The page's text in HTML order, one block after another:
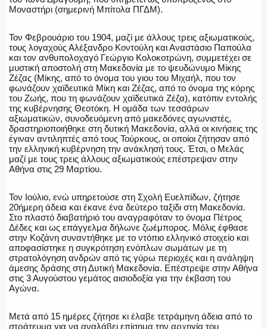
Μοναστήρι (σημερινή Μπίτολα ΠΓΔΜ).
Τον Φεβρουάριο του 1904, μαζί με άλλους τρεις αξιωματικούς,
τους λογαχούς Αλέξανδρο Κοντούλη και Αναστάσιο Παπούλα
και τον ανθυπολοχαγό Γεώργιο Κολοκοτρώνη, συμμετέχει σε
μυστική αποστολή στη Μακεδονία με το ψευδώνυμο Μίκης
Ζέζας (Μίκης, από το όνομα του γιου του Μιχαήλ, που τον
φωνάζουν χαϊδευτικά Μίκη και Ζέζας, από το όνομα της κόρης
του Ζωής, που τη φωνάζουν χαϊδευτικά Ζέζα), κατόπιν εντολής
της κυβέρνησης Θεοτόκη. Η ομάδα των τεσσάρων
αξιωματικών, συνοδευόμενη από μακεδόνες αγωνιστές,
δραστηριοποιήθηκε στη δυτική Μακεδονία, αλλά οι κινήσεις της
έγιναν αντιληπτές από τους Τούρκους, οι οποίοι ζήτησαν από
την ελληνική κυβέρνηση την ανάκλησή τους. Έτσι, ο Μελάς
μαζί με τους τρεις άλλους αξιωματικούς επέστρεψαν στην
Αθήνα στις 29 Μαρτίου.
Τον Ιούλιο, ενώ υπηρετούσε στη Σχολή Ευελπίδων, ζήτησε
20ήμερη άδεια και έκανε ένα δεύτερο ταξίδι στη Μακεδονία.
Στο πλαστό διαβατήριό του αναγραφόταν το όνομα Πέτρος
Δέδες και ως επάγγελμα δήλωνε ζωέμπορος. Μόλις έφθασε
στην Κοζάνη συναντήθηκε με το ντόπιο ελληνικό στοιχείο και
αποφασίστηκε η συγκρότηση ενόπλων σωμάτων με τη
στρατολόγηση ανδρών από τις γύρω περιοχές και η ανάληψη
άμεσης δράσης στη Δυτική Μακεδονία. Επέστρεψε στην Αθήνα
στις 3 Αυγούστου γεμάτος αισιοδοξία για την έκβαση του
Αγώνα.
Μετά από 15 ημέρες ζήτησε κι έλαβε τετράμηνη άδεια από το
στράτευμα για να αναλάβει επίσημα την αρχηγία του